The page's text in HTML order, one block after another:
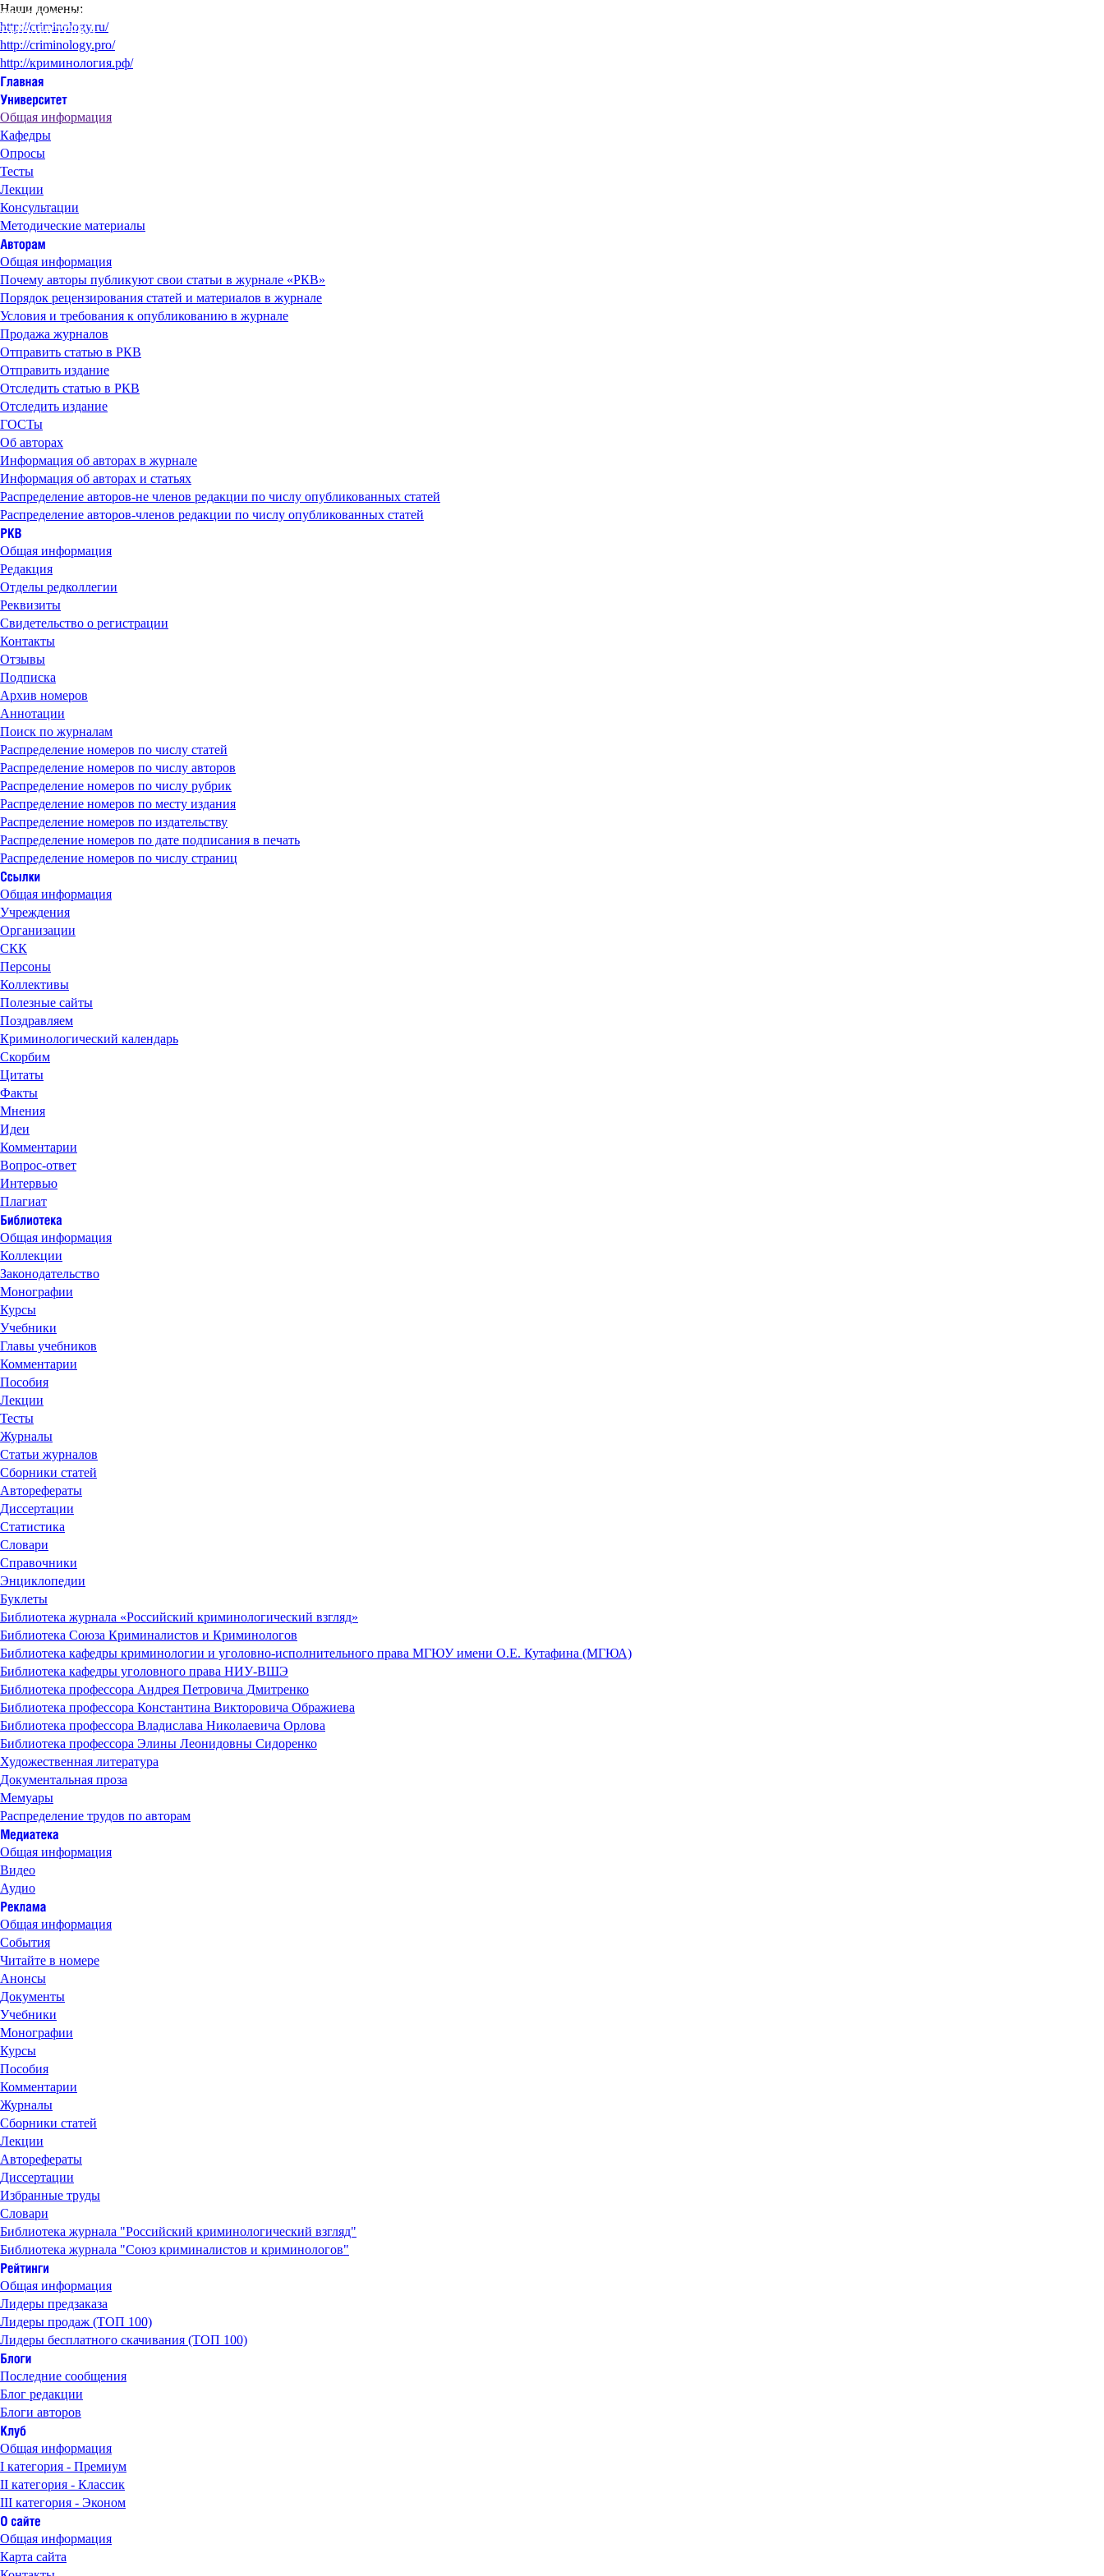
Наши домены:
http://criminology.ru/
http://criminology.pro/
http://криминология.рф/
Общая информация
Кафедры
Опросы
Тесты
Лекции
Консультации
Методические материалы
Общая информация
Почему авторы публикуют свои статьи в журнале «РКВ»
Порядок рецензирования статей и материалов в журнале
Условия и требования к опубликованию в журнале
Продажа журналов
Отправить статью в РКВ
Отправить издание
Отследить статью в РКВ
Отследить издание
ГОСТы
Об авторах
Информация об авторах в журнале
Информация об авторах и статьях
Распределение авторов-не членов редакции по числу опубликованных статей
Распределение авторов-членов редакции по числу опубликованных статей
Общая информация
Редакция
Отделы редколлегии
Реквизиты
Свидетельство о регистрации
Контакты
Отзывы
Подписка
Архив номеров
Аннотации
Поиск по журналам
Распределение номеров по числу статей
Распределение номеров по числу авторов
Распределение номеров по числу рубрик
Распределение номеров по месту издания
Распределение номеров по издательству
Распределение номеров по дате подписания в печать
Распределение номеров по числу страниц
Общая информация
Учреждения
Организации
СКК
Персоны
Коллективы
Полезные сайты
Поздравляем
Криминологический календарь
Скорбим
Цитаты
Факты
Мнения
Идеи
Комментарии
Вопрос-ответ
Интервью
Плагиат
Общая информация
Коллекции
Законодательство
Монографии
Курсы
Учебники
Главы учебников
Комментарии
Пособия
Лекции
Тесты
Журналы
Статьи журналов
Сборники статей
Авторефераты
Диссертации
Статистика
Словари
Справочники
Энциклопедии
Буклеты
Библиотека журнала «Российский криминологический взгляд»
Библиотека Союза Криминалистов и Криминологов
Библиотека кафедры криминологии и уголовно-исполнительного права МГЮУ имени О.Е. Кутафина (МГЮА)
Библиотека кафедры уголовного права НИУ-ВШЭ
Библиотека профессора Андрея Петровича Дмитренко
Библиотека профессора Константина Викторовича Ображиева
Библиотека профессора Владислава Николаевича Орлова
Библиотека профессора Элины Леонидовны Сидоренко
Художественная литература
Документальная проза
Мемуары
Распределение трудов по авторам
Общая информация
Видео
Аудио
Общая информация
События
Читайте в номере
Анонсы
Документы
Учебники
Монографии
Курсы
Пособия
Комментарии
Журналы
Сборники статей
Лекции
Авторефераты
Диссертации
Избранные труды
Словари
Библиотека журнала "Российский криминологический взгляд"
Библиотека журнала "Союз криминалистов и криминологов"
Общая информация
Лидеры предзаказа
Лидеры продаж (ТОП 100)
Лидеры бесплатного скачивания (ТОП 100)
Последние сообщения
Блог редакции
Блоги авторов
Общая информация
I категория - Премиум
II категория - Классик
III категория - Эконом
Общая информация
Карта сайта